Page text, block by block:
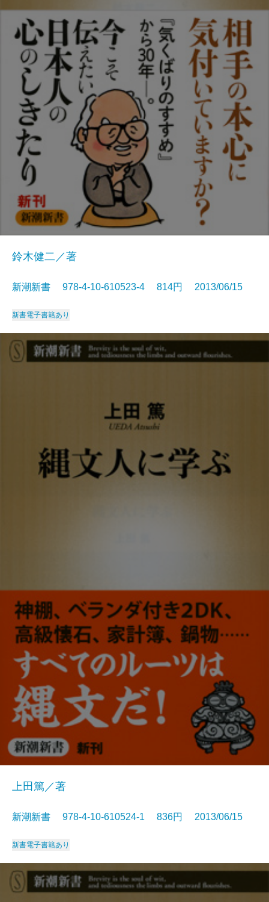
鈴木健二／著
新潮新書 978-4-10-610523-4 814円 2013/06/15
新書電子書籍あり
上田篤／著
新潮新書 978-4-10-610524-1 836円 2013/06/15
新書電子書籍あり